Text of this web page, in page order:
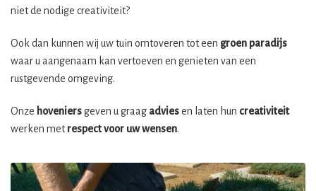
niet de nodige creativiteit?
Ook dan kunnen wij uw tuin omtoveren tot een groen paradijs
waar u aangenaam kan vertoeven en genieten van een
rustgevende omgeving.
Onze hoveniersgeven u graag adviesen laten hun creativiteit
werken metrespect voor uw wensen.